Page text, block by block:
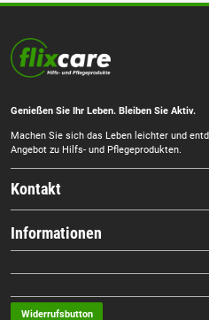
Genießen Sie Ihr Leben. Bleiben Sie Aktiv.
Machen Sie sich das Leben leichter und
Angebot zu Hilfs- und Pflegeprodukten.
Kontakt
Informationen
Widerrufsbutton